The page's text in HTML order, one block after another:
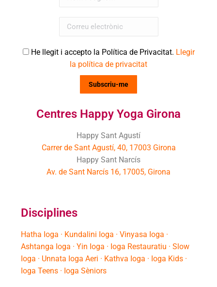
He llegit i accepto la Política de Privacitat. Llegir
la política de privacitat
Centres Happy Yoga Girona
Happy Sant Agustí
Carrer de Sant Agustí, 40, 17003 Girona
Happy Sant Narcís
Av. de Sant Narcís 16, 17005, Girona
Disciplines
Hatha Ioga · Kundalini Ioga · Vinyasa Ioga ·
Ashtanga Ioga · Yin Ioga · Ioga Restauratiu · Slow
Ioga · Unnata Ioga Aeri · Kathva Ioga · Ioga Kids ·
Ioga Teens · Ioga Sèniors